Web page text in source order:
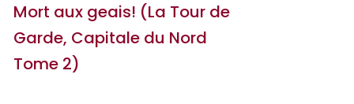
Mort aux geais! (La Tour de
Garde, Capitale du Nord
Tome 2)